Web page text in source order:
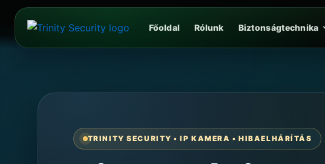
Főoldal Rólunk Biztonságtechnika
Skip
content
TRINITY SECURITY • IP KAMERA • HIBAELHÁRÍTÁS